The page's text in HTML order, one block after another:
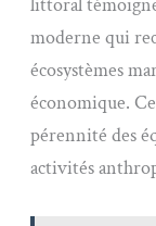
littoral
moderne qui
écosystèmes
économique.
pérennité des
activités